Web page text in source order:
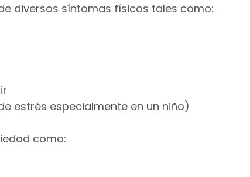
diversos síntomas físicos tales como:
estrés especialmente en un niño)
como: